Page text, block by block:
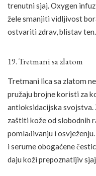
trenutni sjaj. Oxygen
žele smanjiti vidljivost
ostvariti zdrav, blistav ten.
19. Tretmani sa zlatom
Tretmani lica sa zlatom
pružaju brojne koristi za
antioksidacijska svojstva.
zaštiti kože od slobodnih
pomlađivanju i
i serume obogaćene
daju koži prepoznatljiv sjaj.